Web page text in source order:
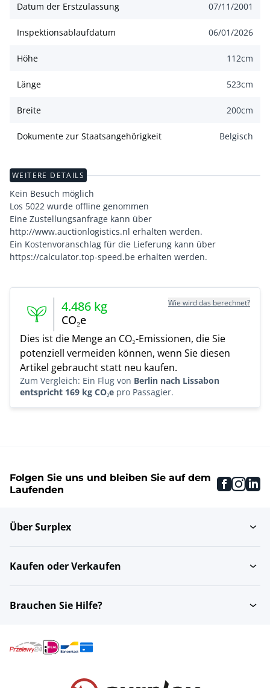
Datum der Erstzulassung 07/11/2001
Inspektionsablaufdatum 06/01/2026
Höhe 112cm
Länge 523cm
Breite 200cm
Dokumente zur Staatsangehörigkeit Belgisch
WEITERE DETAILS
Kein Besuch möglich
Los 5022 wurde offline genommen
Eine Zustellungsanfrage kann über
http://www.auctionlogistics.nl erhalten werden.
Ein Kostenvoranschlag für die Lieferung kann über
https://calculator.top-speed.be erhalten werden.
4.486 kg
CO₂e
Wie wird das berechnet?
Dies ist die Menge an CO₂-Emissionen, die Sie
potenziell vermeiden können, wenn Sie diesen
Artikel gebraucht statt neu kaufen.
Zum Vergleich: Ein Flug von Berlin nach Lissabon
entspricht 169 kg CO₂e pro Passagier.
Folgen Sie uns und bleiben Sie auf dem
Laufenden
Über Surplex
Kaufen oder Verkaufen
Brauchen Sie Hilfe?